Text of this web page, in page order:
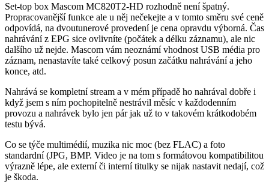
Set-top box Mascom MC820T2-HD rozhodně není špatný.
Propracovanější funkce ale u něj nečekejte a v tomto směru své ceně
odpovídá, na dvoutunerové provedení je cena opravdu výborná. Čas
nahrávání z EPG sice ovlivníte (počátek a délku záznamu), ale nic
dalšího už nejde. Mascom vám neoznámí vhodnost USB média pro
záznam, nenastavíte také celkový posun začátku nahrávání a jeho
konce, atd.
Nahrává se kompletní stream a v mém případě ho nahrával dobře i
když jsem s ním pochopitelně nestrávil měsíc v každodenním
provozu a nahrávek bylo jen pár jak už to v takovém krátkodobém
testu bývá.
Co se týče multimédií, muzika nic moc (bez FLAC) a foto
standardní (JPG, BMP. Video je na tom s formátovou kompatibilitou
výrazně lépe, ale externí či interní titulky se nijak nastavit nedají, což
je škoda.